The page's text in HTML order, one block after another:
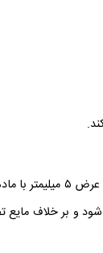
غلط گیر نواری جایگزینی
و بر خلاف